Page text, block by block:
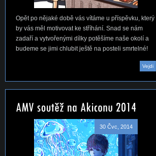
Opět po nějaké době vás vítáme u příspěvku, který
by vás měl motivovat ke stříhání. Snad se nám
zadaří a vytvořenými dílky potěšíme naše okolí a
budeme se jimi chlubit ještě na posteli smrtelné!
Vejdi
30 Čvc, 2014